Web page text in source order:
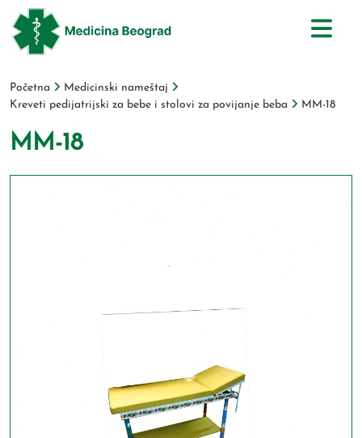
Početna
Medicinski nameštaj
Kreveti pedijatrijski za bebe i stolovi za povijanje beba
MM-18
MM-18